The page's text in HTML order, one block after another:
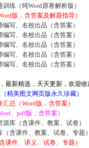
练（纯Word原卷解析版）
版，含答案及解题指导）
写、名校出品（含答案）
写、名校出品（含答案）
写、名校出品（含答案）
写、名校出品（含答案）
写、名校出品（含答案）
最新精选，天天更新，欢迎收
精美图文网页版永久珍藏）
总（Word版，含答案）
、pdf版，含答案）
库（含课件、教案、试卷）
含课件、教案、试卷、专题）
课件、讲义、试卷、专题）